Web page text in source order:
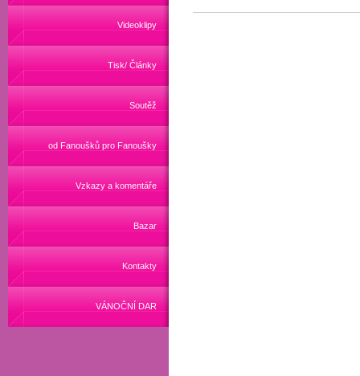
Videoklipy
Tisk/ Články
Soutěž
od Fanoušků pro Fanoušky
Vzkazy a komentáře
Bazar
Kontakty
VÁNOČNÍ DAR